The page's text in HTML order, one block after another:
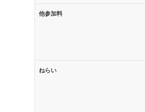
他参加料
ねらい